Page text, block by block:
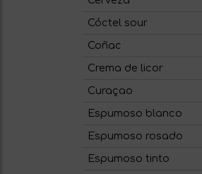
Cóctel sour
Coñac
Crema de licor
Curaçao
Espumoso blanco
Espumoso rosado
Espumoso tinto